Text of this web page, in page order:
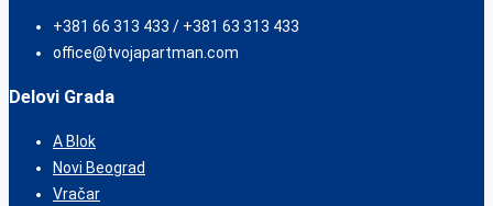
+381 66 313 433 / +381 63 313 433
office@tvojapartman.com
Delovi Grada
A Blok
Novi Beograd
Vračar